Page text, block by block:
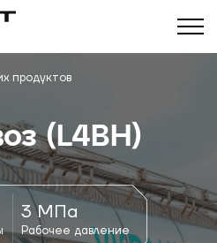
продуктов
(L4BH)
3 МПа
Рабочее давление